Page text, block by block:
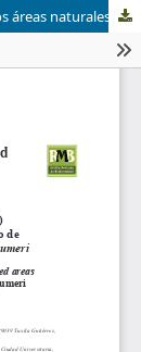
Listado de especies de Odonata (Insecta) en dos áreas naturales protegidas del estado de Chiapas y primer registro estatal de Argia gaumeri